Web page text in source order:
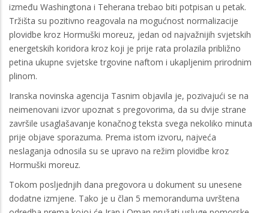
između Washingtona i Teherana trebao biti potpisan u petak.
Tržišta su pozitivno reagovala na mogućnost normalizacije
plovidbe kroz Hormuški moreuz, jedan od najvažnijih svjetskih
energetskih koridora kroz koji je prije rata prolazila približno
petina ukupne svjetske trgovine naftom i ukapljenim prirodnim
plinom.
Iranska novinska agencija Tasnim objavila je, pozivajući se na
neimenovani izvor upoznat s pregovorima, da su dvije strane
završile usaglašavanje konačnog teksta svega nekoliko minuta
prije objave sporazuma. Prema istom izvoru, najveća
neslaganja odnosila su se upravo na režim plovidbe kroz
Hormuški moreuz.
Tokom posljednjih dana pregovora u dokument su unesene
dodatne izmjene. Tako je u član 5 memoranduma uvrštena